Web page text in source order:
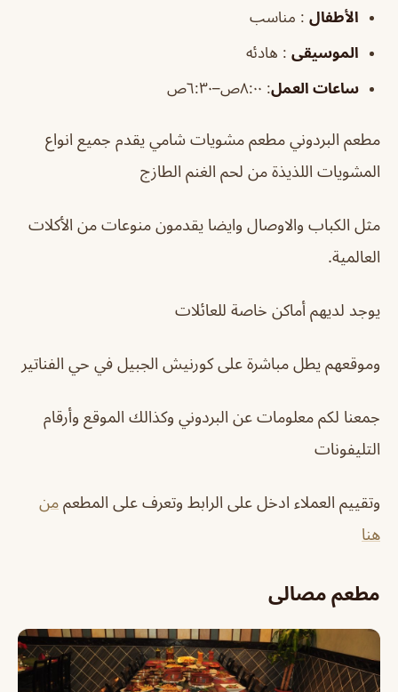
الأطفال : مناسب
الموسيقى : هادئه
ساعات العمل:
مطعم البردوني مطعم مشويات شامي يقدم جميع انواع
المشويات اللذيذة من لحم الغنم الطازج
مثل الكباب والاوصال وايضا يقدمون منوعات من الأكلات
العالمية.
يوجد لديهم أماكن خاصة للعائلات
وموقعهم يطل مباشرة على كورنيش الجبيل في حي الفناتير
جمعنا لكم معلومات عن البردوني وكذالك الموقع وأرقام
التليفونات
وتقييم العملاء ادخل على الرابط وتعرف على المطعم من
هنا
مطعم مصالى